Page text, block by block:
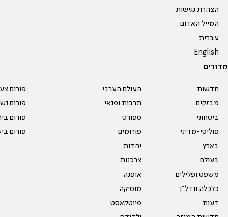
הצהרת נגישות
המייל האדום
עברית
English
מדורים
חדשות
מבזקים
ביטחוני
פוליטי-מדיני
בארץ
בעולם
משפט ופלילים
כלכלה ונדל"ן
דעות
העולם הערבי
תרבות ופנאי
ספורט
פורומים
יהדות
צרכנות
אופנה
מוסיקה
פיוטקאסט
פורום
פורום
פורום
פורום